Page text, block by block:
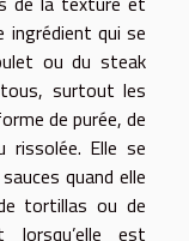
ingrédient qui se
ou du steak
surtout les
de purée, de
rissolée. Elle se
quand elle
tortillas ou de
est